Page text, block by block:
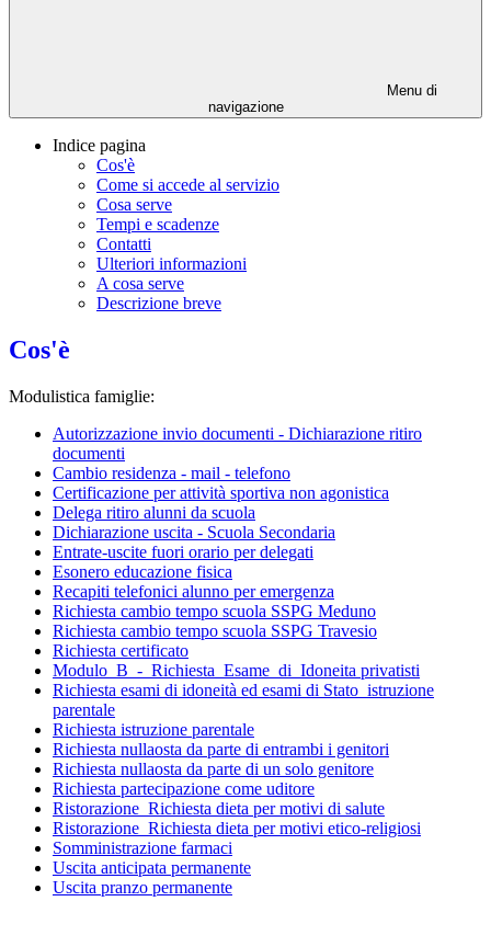
Menu di
navigazione
Indice pagina
Cos'è
Come si accede al servizio
Cosa serve
Tempi e scadenze
Contatti
Ulteriori informazioni
A cosa serve
Descrizione breve
Cos'è
Modulistica famiglie:
Autorizzazione invio documenti - Dichiarazione ritiro
documenti
Cambio residenza - mail - telefono
Certificazione per attività sportiva non agonistica
Delega ritiro alunni da scuola
Dichiarazione uscita - Scuola Secondaria
Entrate-uscite fuori orario per delegati
Esonero educazione fisica
Recapiti telefonici alunno per emergenza
Richiesta cambio tempo scuola SSPG Meduno
Richiesta cambio tempo scuola SSPG Travesio
Richiesta certificato
Modulo_B_-_Richiesta_Esame_di_Idoneita privatisti
Richiesta esami di idoneità ed esami di Stato_istruzione
parentale
Richiesta istruzione parentale
Richiesta nullaosta da parte di entrambi i genitori
Richiesta nullaosta da parte di un solo genitore
Richiesta partecipazione come uditore
Ristorazione_Richiesta dieta per motivi di salute
Ristorazione_Richiesta dieta per motivi etico-religiosi
Somministrazione farmaci
Uscita anticipata permanente
Uscita pranzo permanente